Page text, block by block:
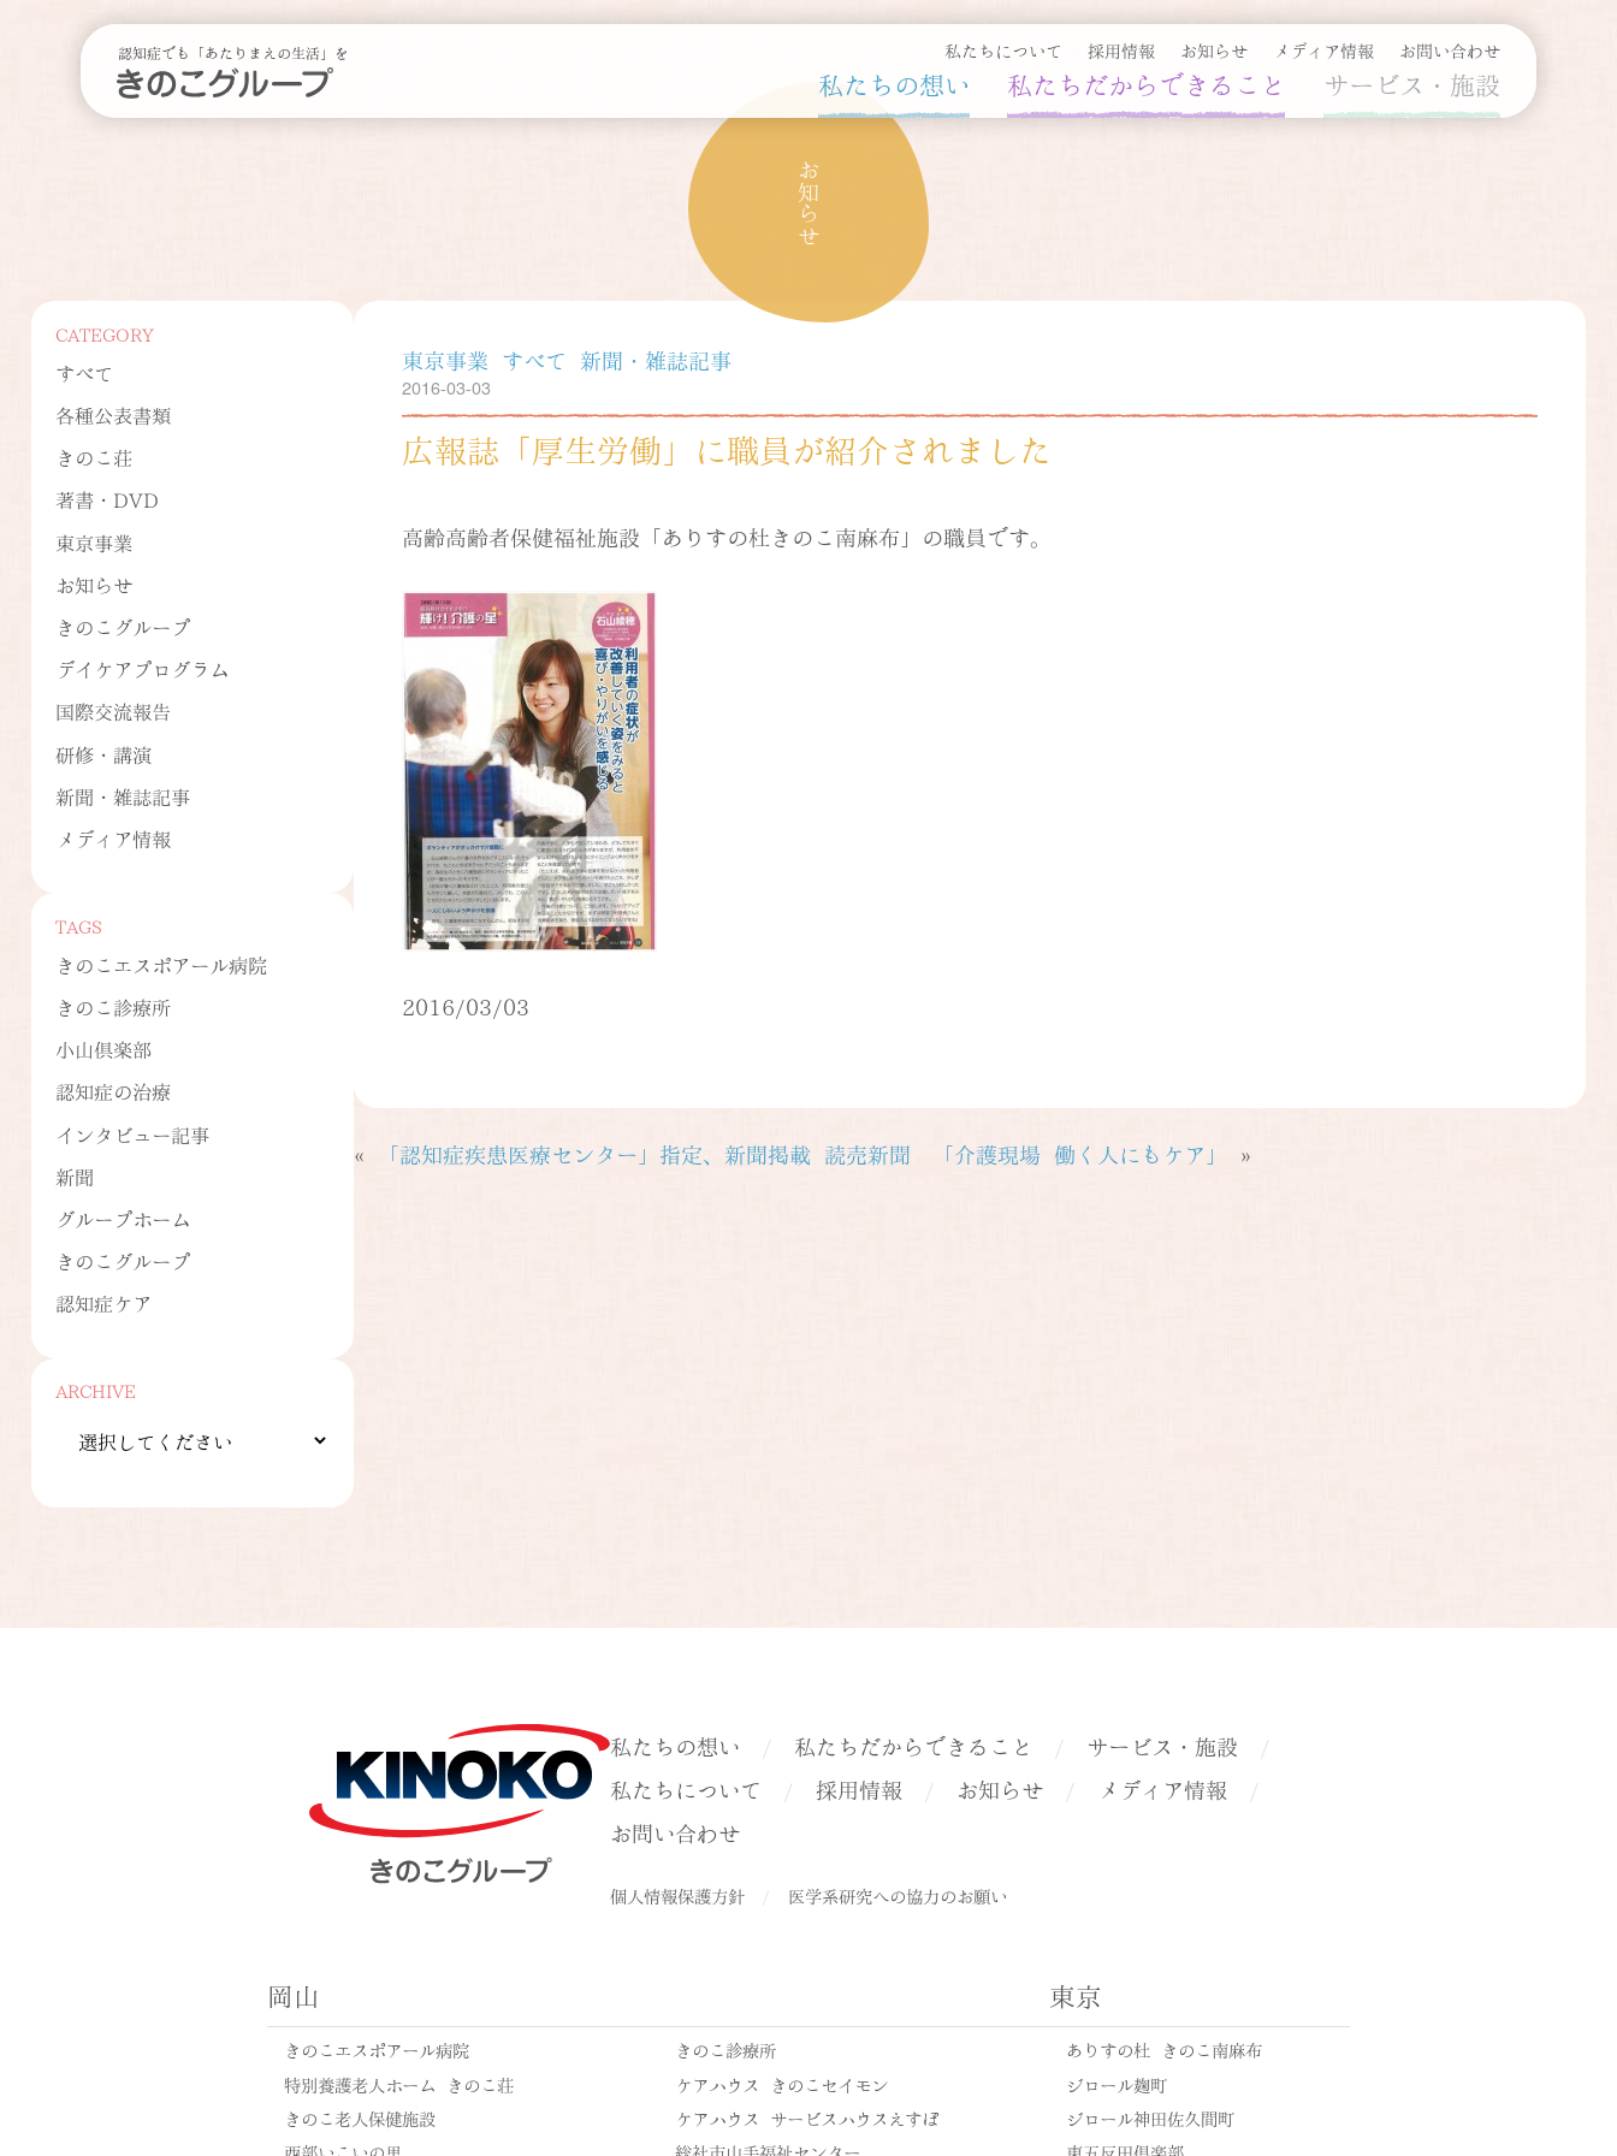
認知症でも「あたりまえの生活」を
私たちの想い 私たちだからできること サービス・施設
私たちについて 採用情報 お知らせ メディア情報 お問い合わせ
お知らせ
CATEGORY
すべて
各種公表書類
きのこ荘
著書・DVD
東京事業
お知らせ
きのこグループ
デイケアプログラム
国際交流報告
研修・講演
新聞・雑誌記事
メディア情報
TAGS
きのこエスポアール病院
きのこ診療所
小山倶楽部
認知症の治療
インタビュー記事
新聞
グループホーム
きのこグループ
認知症ケア
ARCHIVE
東京事業 すべて
新聞・雑誌記事
2016-03-03
広報誌「厚生労働」に職員が紹介されました
高齢高齢者保健福祉施設「ありすの杜きのこ南麻布」の職員です。
2016/03/03
« 「認知症疾患医療センター」指定、新聞掲載 読売新聞 「介護現場 働く人にもケア」 »
私たちの想い 私たちだからできること
サービス・施設
私たちについて
採用情報 お知らせ
メディア情報
お問い合わせ
個人情報保護方針 医学系研究への協力のお願い
岡山
きのこエスポアール病院
きのこ診療所
特別養護老人ホーム きのこ荘
ケアハウス きのこセイモン
きのこ老人保健施設
ケアハウス サービスハウスえすぽ
西部いこいの里
総社市山手福祉センター
東京
ありすの杜 きのこ南麻布
ジロール麹町
ジロール神田佐久間町
東五反田倶楽部